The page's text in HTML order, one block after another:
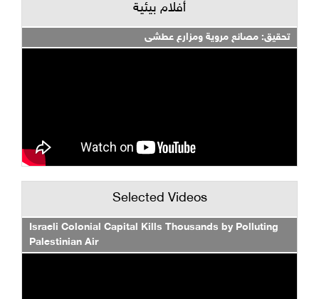
أفلام بيئية
تحقيق: مصانع مروية ومزارع عطشى
Selected Videos
Israeli Colonial Capital Kills Thousands by Polluting
Palestinian Air